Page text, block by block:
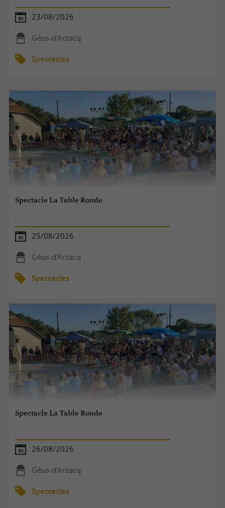
23/08/2026
Géus-d'Arzacq
Spectacles
Spectacle La Table Ronde
25/08/2026
Géus-d'Arzacq
Spectacles
Spectacle La Table Ronde
26/08/2026
Géus-d'Arzacq
Spectacles